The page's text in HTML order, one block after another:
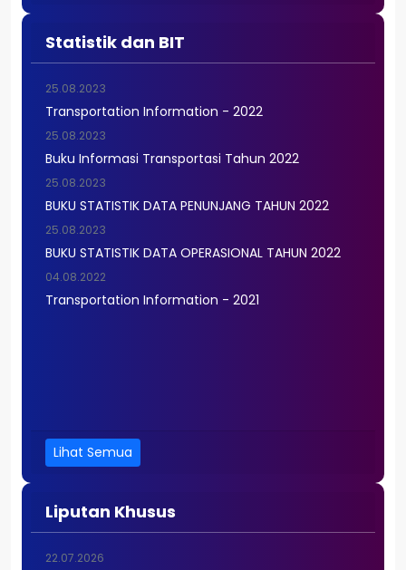
Statistik dan BIT
25.08.2023
Transportation Information - 2022
25.08.2023
Buku Informasi Transportasi Tahun 2022
25.08.2023
BUKU STATISTIK DATA PENUNJANG TAHUN 2022
25.08.2023
BUKU STATISTIK DATA OPERASIONAL TAHUN 2022
04.08.2022
Transportation Information - 2021
Lihat Semua
Liputan Khusus
22.07.2026